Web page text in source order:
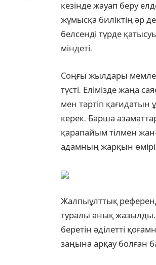
кезінде жауап беру
жұмысқа биліктің әр
белсенді түрде
міндеті.
Соңғы жылдары
түсті. Елімізде жаңа
мен тәртіп
керек. Барша
қарапайым тілмен жан-
адамның жарқын
Жалпыұлттық
туралы анық жазылды.
беретін әділетті
заңына арқау болған